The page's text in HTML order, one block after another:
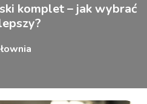
komplet – jak wybrać